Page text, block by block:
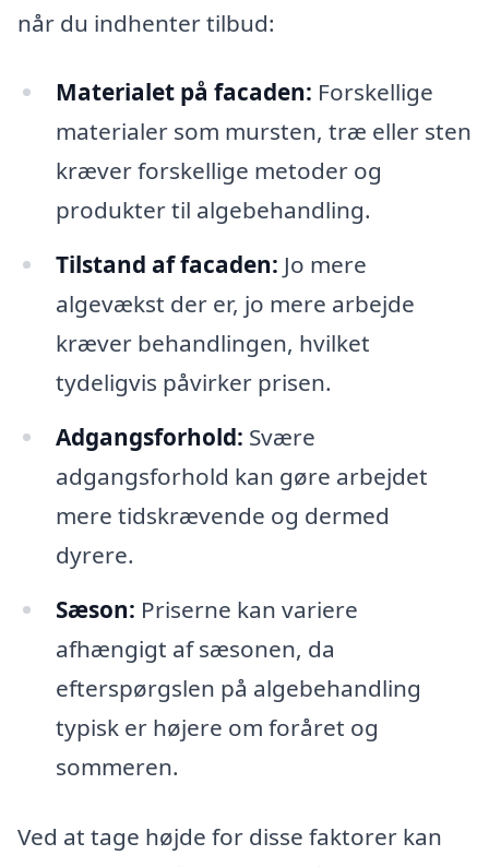
når du indhenter tilbud:
Materialet på facaden: Forskellige
materialer som mursten, træ eller sten
kræver forskellige metoder og
produkter til algebehandling.
Tilstand af facaden: Jo mere
algevækst der er, jo mere arbejde
kræver behandlingen, hvilket
tydeligvis påvirker prisen.
Adgangsforhold: Svære
adgangsforhold kan gøre arbejdet
mere tidskrævende og dermed
dyrere.
Sæson: Priserne kan variere
afhængigt af sæsonen, da
efterspørgslen på algebehandling
typisk er højere om foråret og
sommeren.
Ved at tage højde for disse faktorer kan